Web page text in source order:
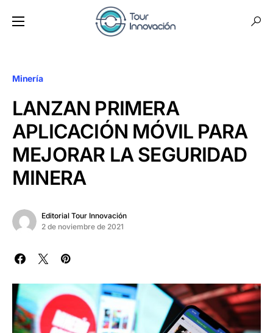
Minería
LANZAN PRIMERA
APLICACIÓN MÓVIL PARA
MEJORAR LA SEGURIDAD
MINERA
Editorial Tour Innovación
2 de noviembre de 2021